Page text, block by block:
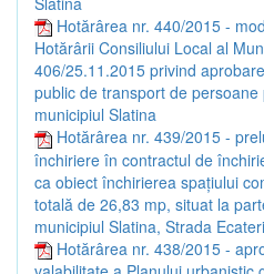
Hotărârea nr. 440/2015 -
Hotărârii Consiliului Local al
406/25.11.2015 privind
public de transport de
municipiul Slatina
Hotărârea nr. 439/2015 -
închiriere în contractul de
ca obiect închirierea spațiului
totală de 26,83 mp, situat la
municipiul Slatina, Strada
Hotărârea nr. 438/2015 -